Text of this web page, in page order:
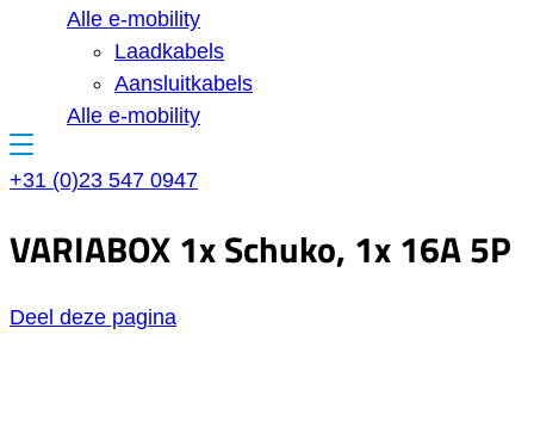
Alle e-mobility
Laadkabels
Aansluitkabels
Alle e-mobility
+31 (0)23 547 0947
VARIABOX 1x Schuko, 1x 16A 5P
Deel deze pagina